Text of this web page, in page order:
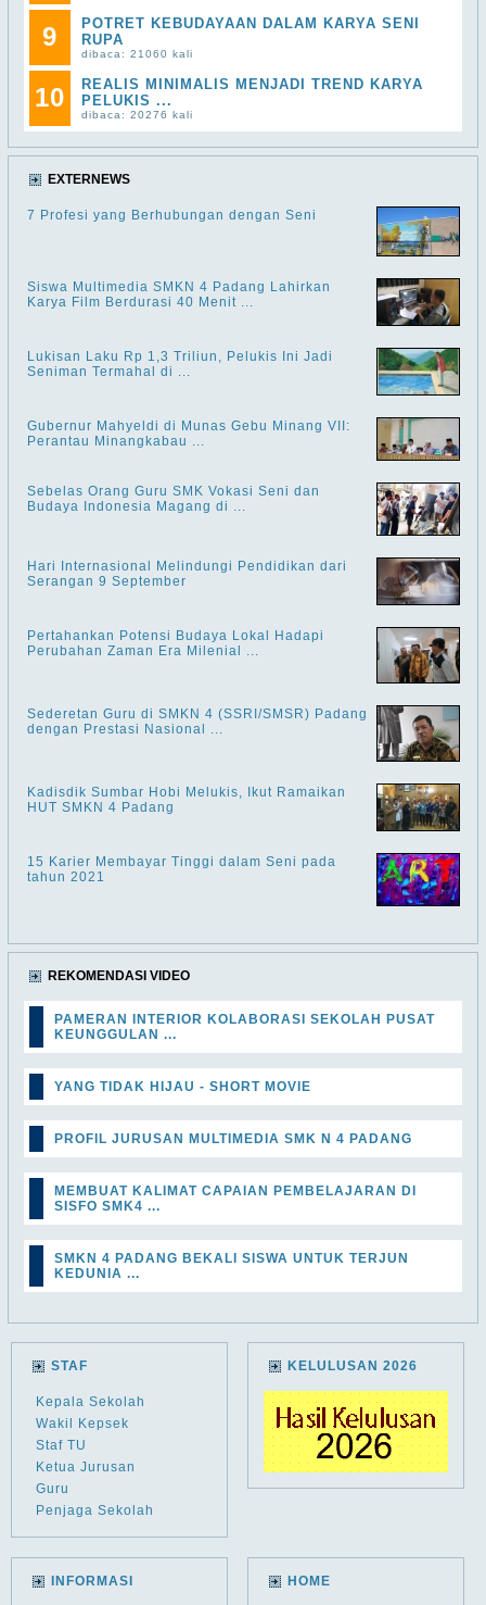
9
POTRET KEBUDAYAAN DALAM KARYA SENI
RUPA
dibaca: 21060 kali
10
REALIS MINIMALIS MENJADI TREND KARYA
PELUKIS ...
dibaca: 20276 kali
EXTERNEWS
7 Profesi yang Berhubungan dengan Seni
Siswa Multimedia SMKN 4 Padang Lahirkan
Karya Film Berdurasi 40 Menit ...
Lukisan Laku Rp 1,3 Triliun, Pelukis Ini Jadi
Seniman Termahal di ...
Gubernur Mahyeldi di Munas Gebu Minang VII:
Perantau Minangkabau ...
Sebelas Orang Guru SMK Vokasi Seni dan
Budaya Indonesia Magang di ...
Hari Internasional Melindungi Pendidikan dari
Serangan 9 September
Pertahankan Potensi Budaya Lokal Hadapi
Perubahan Zaman Era Milenial ...
Sederetan Guru di SMKN 4 (SSRI/SMSR) Padang
dengan Prestasi Nasional ...
Kadisdik Sumbar Hobi Melukis, Ikut Ramaikan
HUT SMKN 4 Padang
15 Karier Membayar Tinggi dalam Seni pada
tahun 2021
REKOMENDASI VIDEO
PAMERAN INTERIOR KOLABORASI SEKOLAH PUSAT
KEUNGGULAN ...
YANG TIDAK HIJAU - SHORT MOVIE
PROFIL JURUSAN MULTIMEDIA SMK N 4 PADANG
MEMBUAT KALIMAT CAPAIAN PEMBELAJARAN DI
SISFO SMK4 ...
SMKN 4 PADANG BEKALI SISWA UNTUK TERJUN
KEDUNIA ...
STAF
Kepala Sekolah
Wakil Kepsek
Staf TU
Ketua Jurusan
Guru
Penjaga Sekolah
KELULUSAN 2026
INFORMASI HOME